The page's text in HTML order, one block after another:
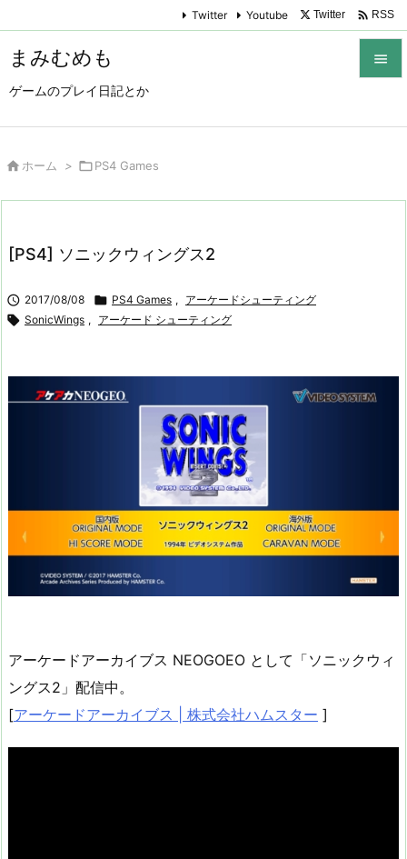
まみむめも
ゲームのプレイ日記とか

Twitter Youtube Twitter  RSS
 ホーム > PS4 Games
[PS4] ソニックウィングス2
 2017/08/08  PS4 Games , アーケードシューティング
 SonicWings , アーケード シューティング
アーケードアーカイブス NEOGOEO として「ソニックウィ
ングス2」配信中。
[アーケードアーカイブス | 株式会社ハムスター ]